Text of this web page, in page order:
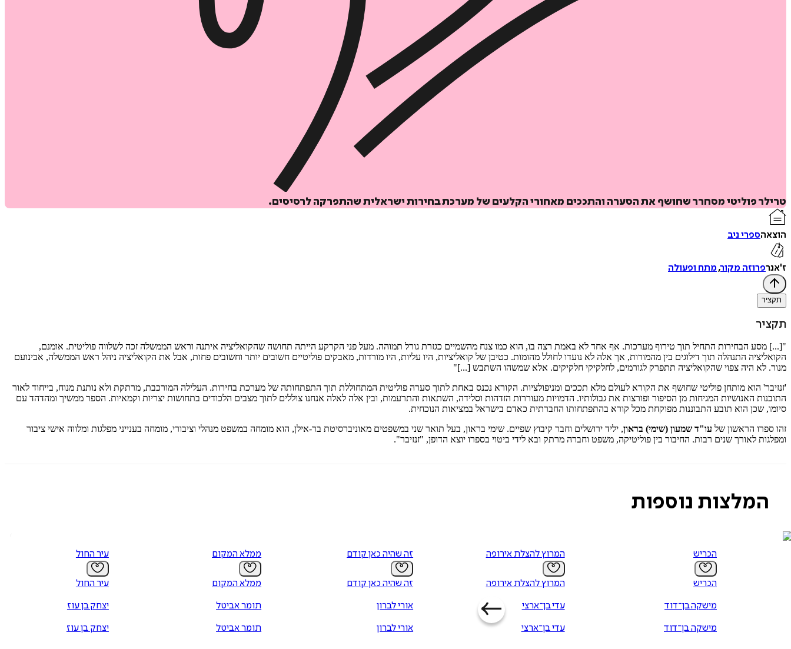
איזה פורמט בא לך?
דיגיטלי
₪35
מודפס
₪
מחיר על הספר: ₪
טרילר פוליטי מסחרר שחושף את הסערה והתככים מאחורי הקלעים של מערכת בחירות ישראלית שהתפרקה לרסיסים.
הוצאהספרי ניב
ז'אנרפרוזה מקור,מתח ופעולה
תקציר
תקציר
"[...] מסע הבחירות התחיל תוך טירוף מערכות. אף אחד לא באמת רצה בו, הוא כמו צנח מהשמיים כגזרת גורל תמוהה. מעל פני הקרקע הייתה תחושה שהקואליציה איתנה וראש הממשלה זכה לשלווה פוליטית. אומנם,
הקואליציה התנהלה תוך דילוגים בין מהמורות, אך אלה לא נועדו לחולל מהומות. כטיבן של קואליציות, היו עליות, היו מורדות, מאבקים פוליטיים חשובים יותר וחשובים פחות, אבל את הקואליציה ניהל ראש הממשלה, אבינועם
מנור. לא היה צפוי שהקואליציה תתפרק לגורמים, לחלקיקי חלקיקים. אלא שמשהו השתבש [...]"
'זנזיבר' הוא מותחן פוליטי שחושף את הקורא לעולם מלא תככים ומניפולציות. הקורא נכנס באחת לתוך סערה פוליטית המתחוללת תוך התפתחותה של מערכת בחירות. העלילה המורכבת, מרתקת ולא נותנת מנוח, בייחוד לאור
התובנות האנושיות המגיחות מן הסיפור ופורצות את גבולותיו. הדמויות מעוררות הזדהות וסלידה, השתאות והתרעמות, ובין אלה לאלה אנחנו צוללים לתוך מצבים הלכודים בתחושות יצריות וקמאיות. הספר ממשיך ומהדהד עם
סיומו, שכן הוא תובע התבוננות מפוקחת מכל קורא בהתפתחותו החברתית כאדם בישראל במציאות הנוכחית.
זהו ספרו הראשון של עו"ד שמעון (שימי) בראון, יליד ירושלים וחבר קיבוץ שפיים. שימי בראון, בעל תואר שני במשפטים מאוניברסיטת בר-אילן, הוא מומחה במשפט מנהלי וציבורי, מומחה בענייני מפלגות ומלווה אישי ציבור
ומפלגות לאורך שנים רבות. החיבור בין פוליטיקה, משפט וחברה מרתק ובא לידי ביטוי בספרו יוצא הדופן, "זנזיבר".
המלצות נוספות
הכריש
הכריש
מישקה בן־דוד
מישקה בן־דוד
המרוץ להצלת אירופה
המרוץ להצלת אירופה
עדי בן־ארצי
עדי בן־ארצי
זה שהיה כאן קודם
זה שהיה כאן קודם
אורי לברון
אורי לברון
ממלא המקום
ממלא המקום
תומר אביטל
תומר אביטל
עיר החול
עיר החול
יצחק בן עוז
יצחק בן עוז